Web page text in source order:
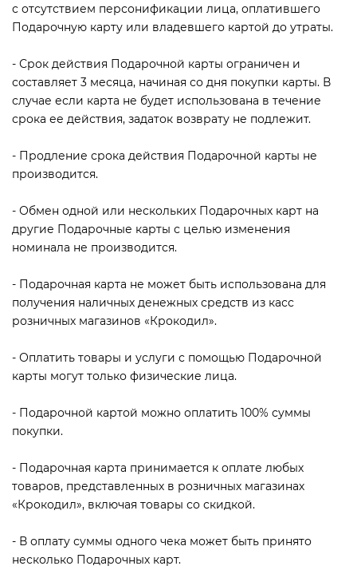
с отсутствием персонификации лица, оплатившего
Подарочную карту или владевшего картой до утраты.
- Срок действия Подарочной карты ограничен и
составляет 3 месяца, начиная со дня покупки карты. В
случае если карта не будет использована в течение
срока ее действия, задаток возврату не подлежит.
- Продление срока действия Подарочной карты не
производится.
- Обмен одной или нескольких Подарочных карт на
другие Подарочные карты с целью изменения
номинала не производится.
- Подарочная карта не может быть использована для
получения наличных денежных средств из касс
розничных магазинов «Крокодил».
- Оплатить товары и услуги с помощью Подарочной
карты могут только физические лица.
- Подарочной картой можно оплатить 100% суммы
покупки.
- Подарочная карта принимается к оплате любых
товаров, представленных в розничных магазинах
«Крокодил», включая товары со скидкой.
- В оплату суммы одного чека может быть принято
несколько Подарочных карт.